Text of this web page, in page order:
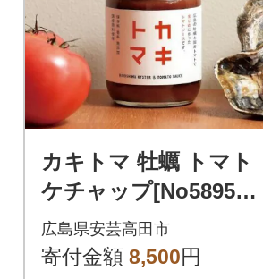
カキトマ 牡蠣 トマト
ケチャップ[No5895-0
736]
広島県安芸高田市
寄付金額 8,500円